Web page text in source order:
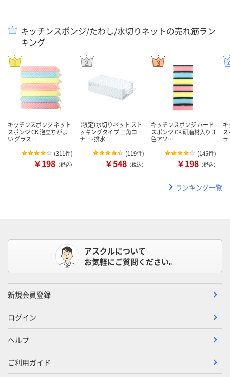
キッチンスポンジ/たわし/水切りネットの売れ筋ラン
キング
キッチンスポンジ ネット
スポンジ CK 泡立ちがよ
い グラス…
(311件)
￥198 （税込）
（限定）水切りネット スト
ッキングタイプ 三角コー
ナー・排水…
(119件)
￥548 （税込）
キッチンスポンジ ハード
スポンジ CK 研磨材入り 3
色アソ…
(145件)
￥198 （税込）
ランキング一覧
アスクルについて
お気軽にご質問ください。
新規会員登録
ログイン
ヘルプ
ご利用ガイド